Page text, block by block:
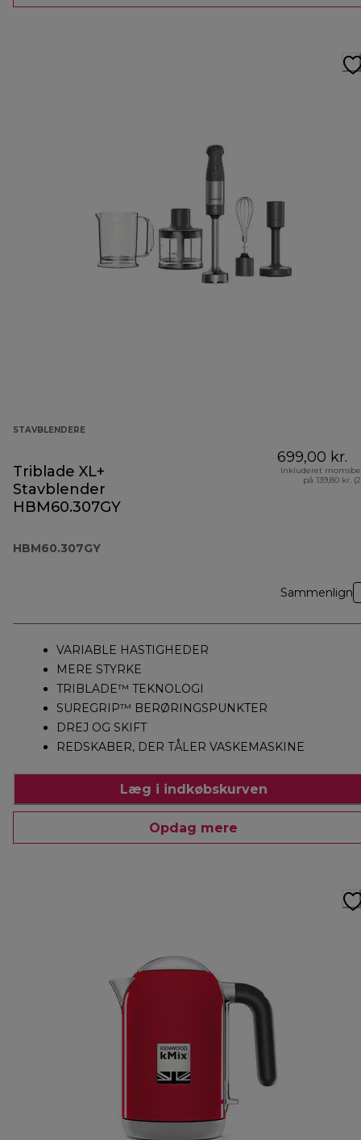
STAVBLENDERE
Triblade XL+
Stavblender
HBM60.307GY
HBM60.307GY
699,00 kr.
Inkluderet
på 139,80 kr.
Sammenlign
VARIABLE HASTIGHEDER
MERE STYRKE
TRIBLADE™ TEKNOLOGI
SUREGRIP™ BERØRINGSPUNKTER
DREJ OG SKIFT
REDSKABER, DER TÅLER VASKEMASKINE
Læg i indkøbskurven
Opdag mere